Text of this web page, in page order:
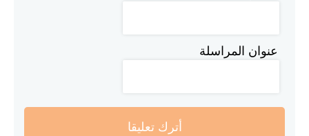
عنوان المراسلة
أترك تعليقا